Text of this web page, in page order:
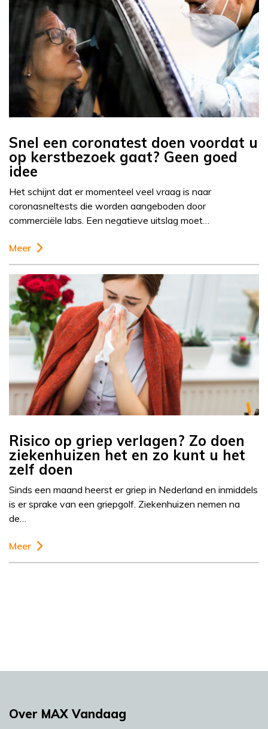
Snel een coronatest doen voordat u
op kerstbezoek gaat? Geen goed
idee
Het schijnt dat er momenteel veel vraag is naar
coronasneltests die worden aangeboden door
commerciële labs. Een negatieve uitslag moet…
Meer
Risico op griep verlagen? Zo doen
ziekenhuizen het en zo kunt u het
zelf doen
Sinds een maand heerst er griep in Nederland en inmiddels
is er sprake van een griepgolf. Ziekenhuizen nemen na
de…
Meer
Over MAX Vandaag